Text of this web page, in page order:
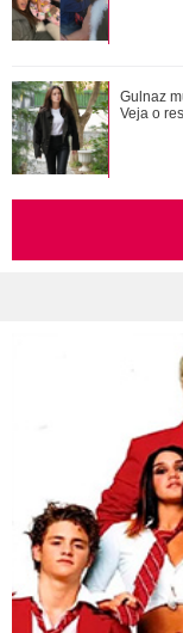
Ariana
pausar a
Gulnaz
Veja o